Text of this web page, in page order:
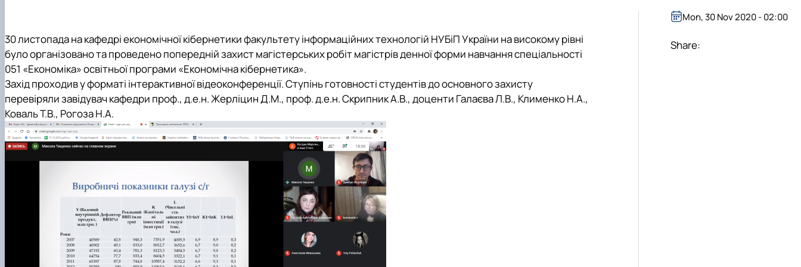
30 листопада на кафедрі економічної кібернетики факультету інформаційних технологій НУБіП України на високому рівні
було організовано та проведено попередній захист магістерських робіт магістрів денної форми навчання спеціальності
051 «Економіка» освітньої програми «Економічна кібернетика».
Захід проходив у форматі інтерактивної відеоконференції. Ступінь готовності студентів до основного захисту
перевіряли завідувач кафедри проф., д.е.н. Жерліцин Д.М., проф. д.е.н. Скрипник А.В., доценти Галаєва Л.В., Клименко Н.А.,
Коваль Т.В., Рогоза Н.А.
Mon, 30 Nov 2020 - 02:00
Share: